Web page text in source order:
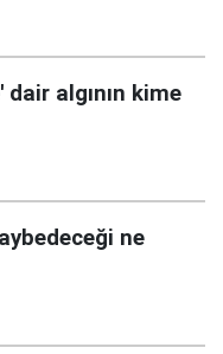
algının kime
ne